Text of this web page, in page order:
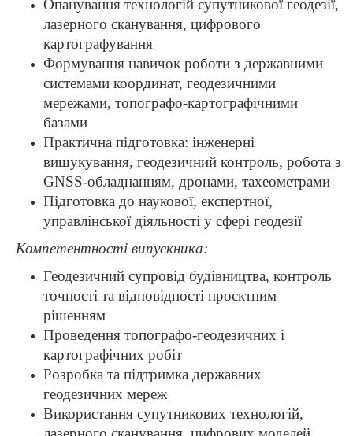
Опанування технологій супутникової геодезії,
лазерного сканування, цифрового
картографування
Формування навичок роботи з державними
системами координат, геодезичними
мережами, топографо-картографічними
базами
Практична підготовка: інженерні
вишукування, геодезичний контроль, робота з
GNSS-обладнанням, дронами, тахеометрами
Підготовка до наукової, експертної,
управлінської діяльності у сфері геодезії
Компетентності випускника:
Геодезичний супровід будівництва, контроль
точності та відповідності проєктним
рішенням
Проведення топографо-геодезичних і
картографічних робіт
Розробка та підтримка державних
геодезичних мереж
Використання супутникових технологій,